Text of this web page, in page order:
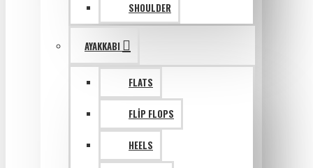
SHOULDER
AYAKKABI
FLATS
FLIP FLOPS
HEELS